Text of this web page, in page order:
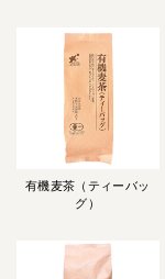
有機麦茶（ティーバッ
グ）